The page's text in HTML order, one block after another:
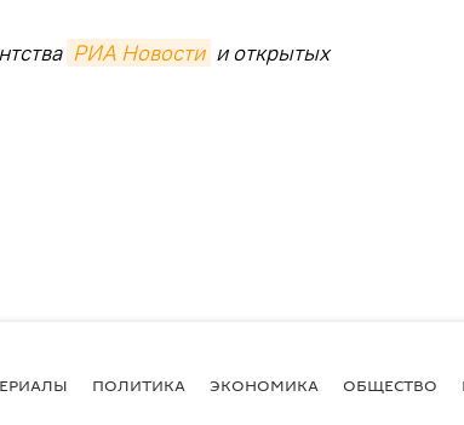
РИА Новости и открытых
ПОЛИТИКА ЭКОНОМИКА ОБЩЕСТВО